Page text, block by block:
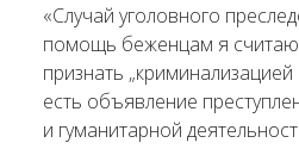
«Случай уголовного
помощь беженцам я
признать
есть объявление
и гуманитарной